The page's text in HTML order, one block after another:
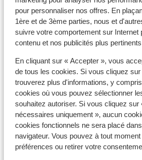
pour personnaliser nos offres. En
1ère et de 3ème parties, nous et
suivre votre comportement sur Internet
contenu et nos publicités plus
En cliquant sur « Accepter », vous
de tous les cookies. Si vous cliquez
trouverez plus d'informations, y
cookies où vous pouvez sélectionner
souhaitez autoriser. Si vous cliquez sur
nécessaires uniquement », aucun
cookies fonctionnels ne sera placé
navigateur. Vous pouvez à tout
préférences ou retirer votre
Distance jusqu'a l'arrêt du bus de
mètres
Distance jusqu'aux remontées
environ 100 mètres
mètres
Distance à la supérette la plus
mètres
Forfait, cours et
Forfait remontées